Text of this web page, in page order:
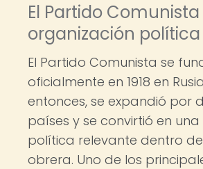
El Partido
organización política
El Partido Comunista se
oficialmente en 1918 en
entonces, se expandió por
países y se convirtió en
política relevante dentro
obrera. Uno de los